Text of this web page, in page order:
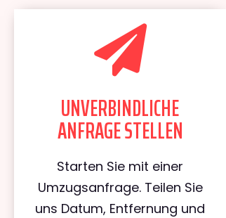
UNVERBINDLICHE
ANFRAGE STELLEN
Starten Sie mit einer
Umzugsanfrage. Teilen Sie
uns Datum, Entfernung und